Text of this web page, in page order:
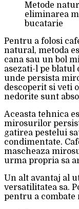
Metode
eliminarea
bucatarie
Pentru a folosi
natural, metoda
cana sau un bol
asezati-l pe blatul
unde persista
descoperit si veti
nedorite sunt
Aceasta tehnica
mirosurilor
gatirea pestelui
condimentate.
mascheaza
urma propria sa
Un alt avantaj al
versatilitatea sa.
pentru a